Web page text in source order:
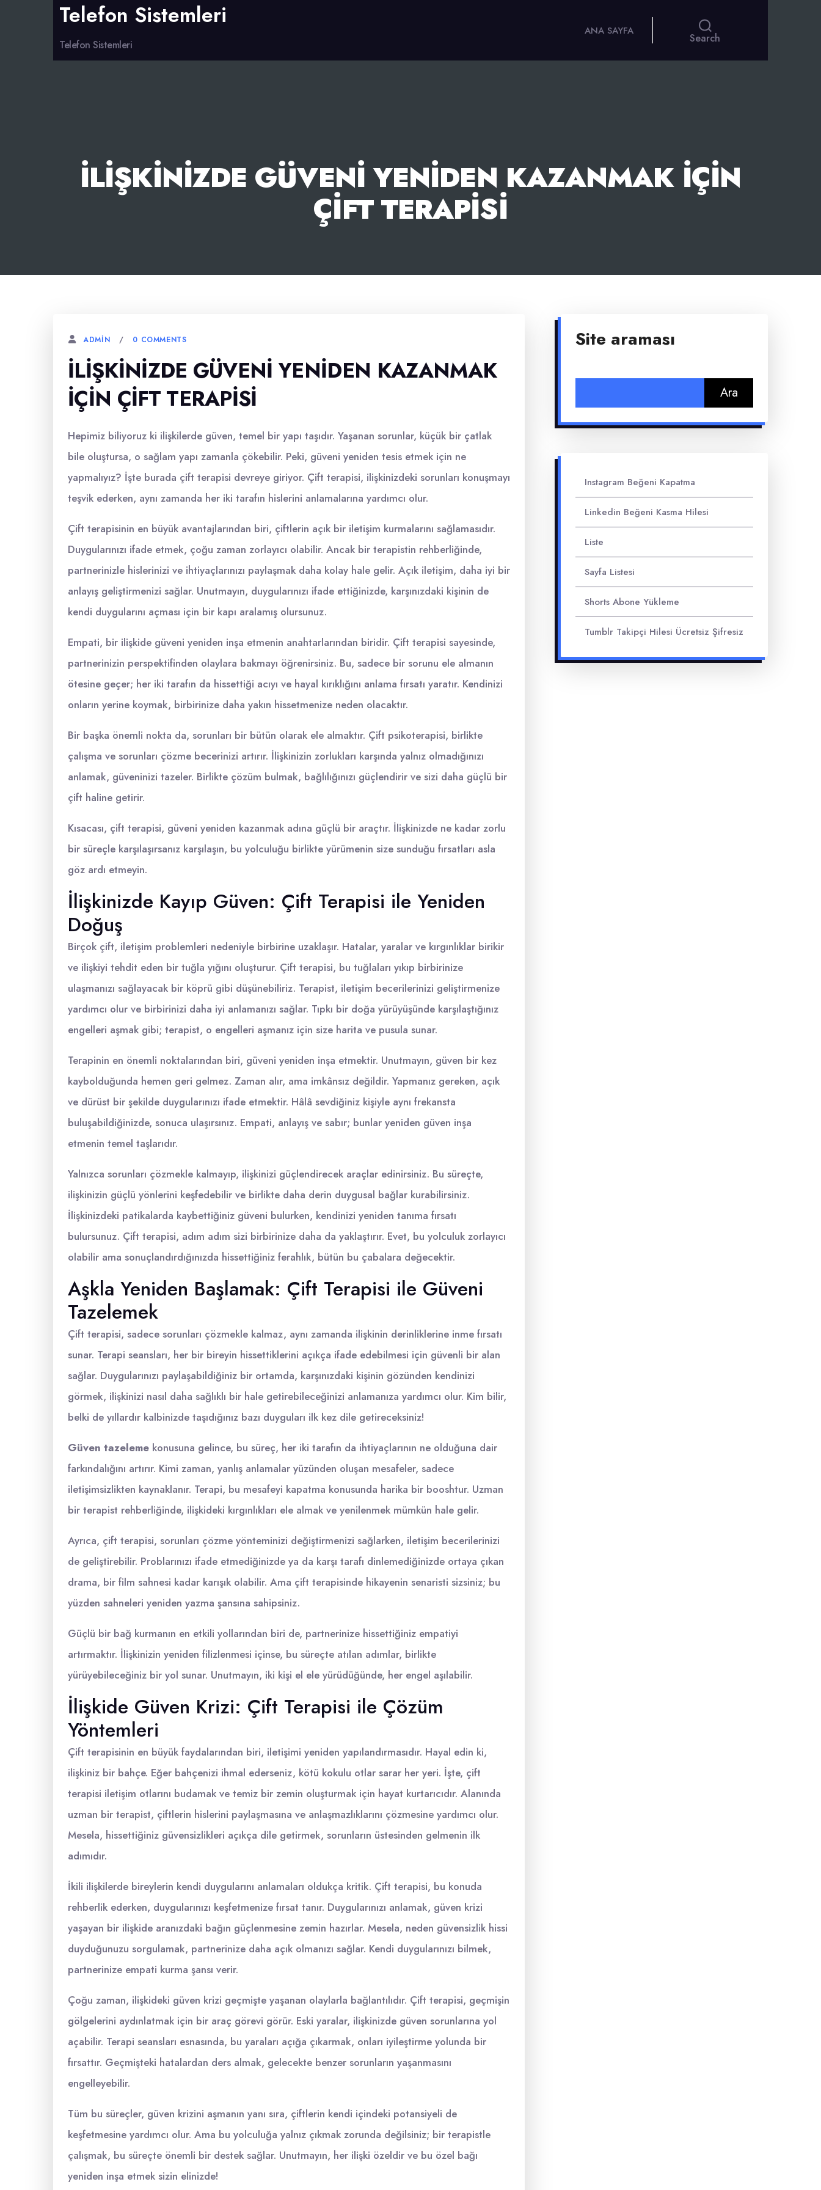
Telefon Sistemleri
Telefon Sistemleri
ANA SAYFA
Search
İLIŞKINIZDE GÜVENI YENIDEN KAZANMAK İÇIN
ÇIFT TERAPISI
ADMIN 0 COMMENTS
İLIŞKINIZDE GÜVENI YENIDEN KAZANMAK
İÇIN ÇIFT TERAPISI
Hepimiz biliyoruz ki ilişkilerde güven, temel bir yapı taşıdır. Yaşanan sorunlar, küçük bir çatlak
bile oluştursa, o sağlam yapı zamanla çökebilir. Peki, güveni yeniden tesis etmek için ne
yapmalıyız? İşte burada çift terapisi devreye giriyor. Çift terapisi, ilişkinizdeki sorunları konuşmayı
teşvik ederken, aynı zamanda her iki tarafın hislerini anlamalarına yardımcı olur.
Çift terapisinin en büyük avantajlarından biri, çiftlerin açık bir iletişim kurmalarını sağlamasıdır.
Duygularınızı ifade etmek, çoğu zaman zorlayıcı olabilir. Ancak bir terapistin rehberliğinde,
partnerinizle hislerinizi ve ihtiyaçlarınızı paylaşmak daha kolay hale gelir. Açık iletişim, daha iyi bir
anlayış geliştirmenizi sağlar. Unutmayın, duygularınızı ifade ettiğinizde, karşınızdaki kişinin de
kendi duygularını açması için bir kapı aralamış olursunuz.
Empati, bir ilişkide güveni yeniden inşa etmenin anahtarlarından biridir. Çift terapisi sayesinde,
partnerinizin perspektifinden olaylara bakmayı öğrenirsiniz. Bu, sadece bir sorunu ele almanın
ötesine geçer; her iki tarafın da hissettiği acıyı ve hayal kırıklığını anlama fırsatı yaratır. Kendinizi
onların yerine koymak, birbirinize daha yakın hissetmenize neden olacaktır.
Bir başka önemli nokta da, sorunları bir bütün olarak ele almaktır. Çift psikoterapisi, birlikte
çalışma ve sorunları çözme becerinizi artırır. İlişkinizin zorlukları karşında yalnız olmadığınızı
anlamak, güveninizi tazeler. Birlikte çözüm bulmak, bağlılığınızı güçlendirir ve sizi daha güçlü bir
çift haline getirir.
Kısacası, çift terapisi, güveni yeniden kazanmak adına güçlü bir araçtır. İlişkinizde ne kadar zorlu
bir süreçle karşılaşırsanız karşılaşın, bu yolculuğu birlikte yürümenin size sunduğu fırsatları asla
göz ardı etmeyin.
İlişkinizde Kayıp Güven: Çift Terapisi ile Yeniden
Doğuş
Birçok çift, iletişim problemleri nedeniyle birbirine uzaklaşır. Hatalar, yaralar ve kırgınlıklar birikir
ve ilişkiyi tehdit eden bir tuğla yığını oluşturur. Çift terapisi, bu tuğlaları yıkıp birbirinize
ulaşmanızı sağlayacak bir köprü gibi düşünebiliriz. Terapist, iletişim becerilerinizi geliştirmenize
yardımcı olur ve birbirinizi daha iyi anlamanızı sağlar. Tıpkı bir doğa yürüyüşünde karşılaştığınız
engelleri aşmak gibi; terapist, o engelleri aşmanız için size harita ve pusula sunar.
Terapinin en önemli noktalarından biri, güveni yeniden inşa etmektir. Unutmayın, güven bir kez
kaybolduğunda hemen geri gelmez. Zaman alır, ama imkânsız değildir. Yapmanız gereken, açık
ve dürüst bir şekilde duygularınızı ifade etmektir. Hâlâ sevdiğiniz kişiyle aynı frekansta
buluşabildiğinizde, sonuca ulaşırsınız. Empati, anlayış ve sabır; bunlar yeniden güven inşa
etmenin temel taşlarıdır.
Yalnızca sorunları çözmekle kalmayıp, ilişkinizi güçlendirecek araçlar edinirsiniz. Bu süreçte,
ilişkinizin güçlü yönlerini keşfedebilir ve birlikte daha derin duygusal bağlar kurabilirsiniz.
İlişkinizdeki patikalarda kaybettiğiniz güveni bulurken, kendinizi yeniden tanıma fırsatı
bulursunuz. Çift terapisi, adım adım sizi birbirinize daha da yaklaştırır. Evet, bu yolculuk zorlayıcı
olabilir ama sonuçlandırdığınızda hissettiğiniz ferahlık, bütün bu çabalara değecektir.
Aşkla Yeniden Başlamak: Çift Terapisi ile Güveni
Tazelemek
Çift terapisi, sadece sorunları çözmekle kalmaz, aynı zamanda ilişkinin derinliklerine inme fırsatı
sunar. Terapi seansları, her bir bireyin hissettiklerini açıkça ifade edebilmesi için güvenli bir alan
sağlar. Duygularınızı paylaşabildiğiniz bir ortamda, karşınızdaki kişinin gözünden kendinizi
görmek, ilişkinizi nasıl daha sağlıklı bir hale getirebileceğinizi anlamanıza yardımcı olur. Kim bilir,
belki de yıllardır kalbinizde taşıdığınız bazı duyguları ilk kez dile getireceksiniz!
Güven tazeleme konusuna gelince, bu süreç, her iki tarafın da ihtiyaçlarının ne olduğuna dair
farkındalığını artırır. Kimi zaman, yanlış anlamalar yüzünden oluşan mesafeler, sadece
iletişimsizlikten kaynaklanır. Terapi, bu mesafeyi kapatma konusunda harika bir booshtur. Uzman
bir terapist rehberliğinde, ilişkideki kırgınlıkları ele almak ve yenilenmek mümkün hale gelir.
Ayrıca, çift terapisi, sorunları çözme yönteminizi değiştirmenizi sağlarken, iletişim becerilerinizi
de geliştirebilir. Problarınızı ifade etmediğinizde ya da karşı tarafı dinlemediğinizde ortaya çıkan
drama, bir film sahnesi kadar karışık olabilir. Ama çift terapisinde hikayenin senaristi sizsiniz; bu
yüzden sahneleri yeniden yazma şansına sahipsiniz.
Güçlü bir bağ kurmanın en etkili yollarından biri de, partnerinize hissettiğiniz empatiyi
artırmaktır. İlişkinizin yeniden filizlenmesi içinse, bu süreçte atılan adımlar, birlikte
yürüyebileceğiniz bir yol sunar. Unutmayın, iki kişi el ele yürüdüğünde, her engel aşılabilir.
İlişkide Güven Krizi: Çift Terapisi ile Çözüm
Yöntemleri
Çift terapisinin en büyük faydalarından biri, iletişimi yeniden yapılandırmasıdır. Hayal edin ki,
ilişkiniz bir bahçe. Eğer bahçenizi ihmal ederseniz, kötü kokulu otlar sarar her yeri. İşte, çift
terapisi iletişim otlarını budamak ve temiz bir zemin oluşturmak için hayat kurtarıcıdır. Alanında
uzman bir terapist, çiftlerin hislerini paylaşmasına ve anlaşmazlıklarını çözmesine yardımcı olur.
Mesela, hissettiğiniz güvensizlikleri açıkça dile getirmek, sorunların üstesinden gelmenin ilk
adımıdır.
İkili ilişkilerde bireylerin kendi duygularını anlamaları oldukça kritik. Çift terapisi, bu konuda
rehberlik ederken, duygularınızı keşfetmenize fırsat tanır. Duygularınızı anlamak, güven krizi
yaşayan bir ilişkide aranızdaki bağın güçlenmesine zemin hazırlar. Mesela, neden güvensizlik hissi
duyduğunuzu sorgulamak, partnerinize daha açık olmanızı sağlar. Kendi duygularınızı bilmek,
partnerinize empati kurma şansı verir.
Çoğu zaman, ilişkideki güven krizi geçmişte yaşanan olaylarla bağlantılıdır. Çift terapisi, geçmişin
gölgelerini aydınlatmak için bir araç görevi görür. Eski yaralar, ilişkinizde güven sorunlarına yol
açabilir. Terapi seansları esnasında, bu yaraları açığa çıkarmak, onları iyileştirme yolunda bir
fırsattır. Geçmişteki hatalardan ders almak, gelecekte benzer sorunların yaşanmasını
engelleyebilir.
Tüm bu süreçler, güven krizini aşmanın yanı sıra, çiftlerin kendi içindeki potansiyeli de
keşfetmesine yardımcı olur. Ama bu yolculuğa yalnız çıkmak zorunda değilsiniz; bir terapistle
çalışmak, bu süreçte önemli bir destek sağlar. Unutmayın, her ilişki özeldir ve bu özel bağı
yeniden inşa etmek sizin elinizde!
Site araması
Instagram Beğeni Kapatma
Linkedin Beğeni Kasma Hilesi
Liste
Sayfa Listesi
Shorts Abone Yükleme
Tumblr Takipçi Hilesi Ücretsiz Şifresiz